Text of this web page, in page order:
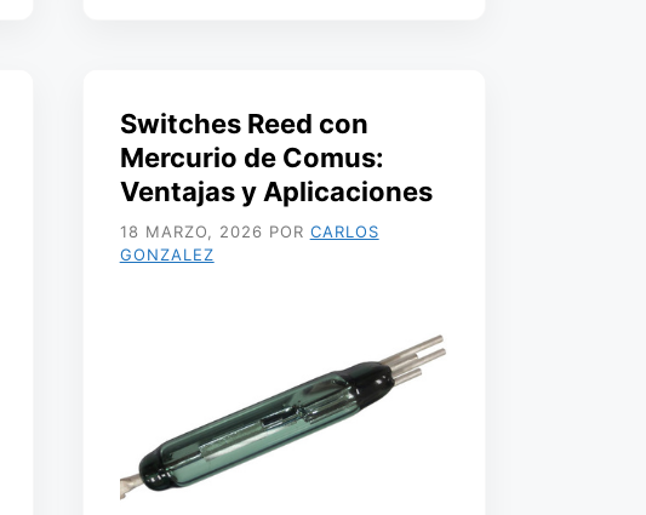
Switches Reed con
Mercurio de Comus:
Ventajas y Aplicaciones
18 MARZO, 2026 POR CARLOS
GONZALEZ